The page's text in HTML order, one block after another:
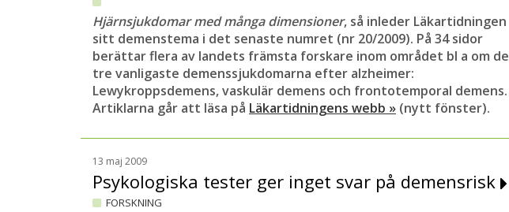
Hjärnsjukdomar med många dimensioner, så inleder Läkartidningen
sitt demenstema i det senaste numret (nr 20/2009). På 34 sidor
berättar flera av landets främsta forskare inom området bl a om de
tre vanligaste demenssjukdomarna efter alzheimer:
Lewykroppsdemens, vaskulär demens och frontotemporal demens.
Artiklarna går att läsa på Läkartidningens webb » (nytt fönster).
13 maj 2009
Psykologiska tester ger inget svar på demensrisk
FORSKNING